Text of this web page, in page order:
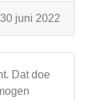
juni 2022
Dat doe